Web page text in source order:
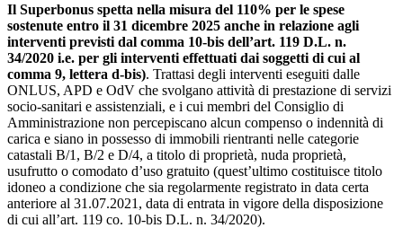
Il Superbonus spetta nella misura del 110% per le spese
sostenute entro il 31 dicembre 2025 anche in relazione agli
interventi previsti dal comma 10-bis dell’art. 119 D.L. n.
34/2020 i.e. per gli interventi effettuati dai soggetti di cui al
comma 9, lettera d-bis). Trattasi degli interventi eseguiti dalle
ONLUS, APD e OdV che svolgano attività di prestazione di servizi
socio-sanitari e assistenziali, e i cui membri del Consiglio di
Amministrazione non percepiscano alcun compenso o indennità di
carica e siano in possesso di immobili rientranti nelle categorie
catastali B/1, B/2 e D/4, a titolo di proprietà, nuda proprietà,
usufrutto o comodato d’uso gratuito (quest’ultimo costituisce titolo
idoneo a condizione che sia regolarmente registrato in data certa
anteriore al 31.07.2021, data di entrata in vigore della disposizione
di cui all’art. 119 co. 10-bis D.L. n. 34/2020).